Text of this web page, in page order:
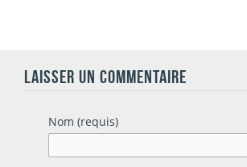
LAISSER UN COMMENTAIRE
Nom (requis)